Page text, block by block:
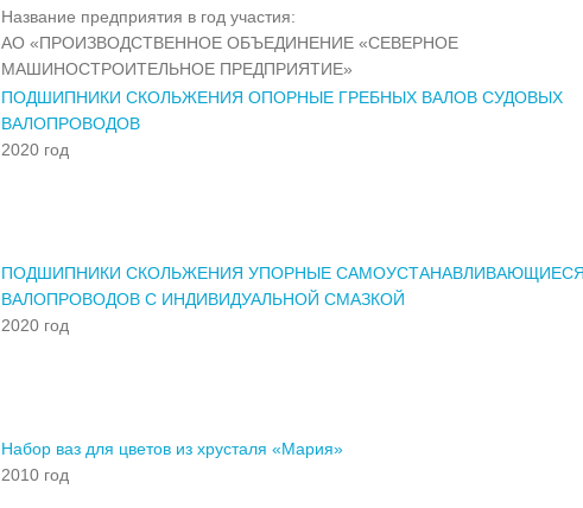
Название предприятия в год участия:
АО «ПРОИЗВОДСТВЕННОЕ ОБЪЕДИНЕНИЕ «СЕВЕРНОЕ
МАШИНОСТРОИТЕЛЬНОЕ ПРЕДПРИЯТИЕ»
ПОДШИПНИКИ СКОЛЬЖЕНИЯ ОПОРНЫЕ ГРЕБНЫХ ВАЛОВ СУДОВЫХ
ВАЛОПРОВОДОВ
2020 год
ПОДШИПНИКИ СКОЛЬЖЕНИЯ УПОРНЫЕ
ВАЛОПРОВОДОВ С ИНДИВИДУАЛЬНОЙ СМАЗКОЙ
2020 год
Набор ваз для цветов из хрусталя «Мария»
2010 год